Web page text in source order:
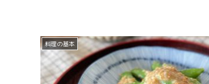
料理の基本